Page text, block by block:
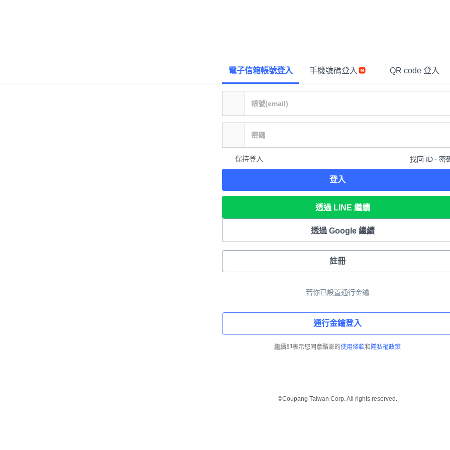
電子信箱帳號登入 手機號碼登入 QR code 登入
保持登入 找回 ID ∙ 密
登入
透過 LINE 繼續
透過 Google 繼續
註冊
若你已設置通行金鑰
通行金鑰登入
繼續即表示您同意酷澎的使用條款和 隱私權政策
©Coupang Taiwan Corp. All rights reserved.